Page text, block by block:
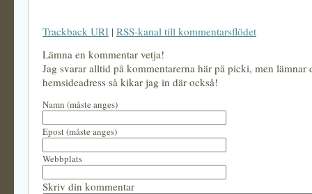
Trackback URI | RSS-kanal till kommentarsflödet
Lämna en kommentar vetja!
Jag svarar alltid på kommentarerna här på picki, men lämnar
hemsideadress så kikar jag in där också!
Namn (måste anges)
Epost (måste anges)
Webbplats
Skriv din kommentar